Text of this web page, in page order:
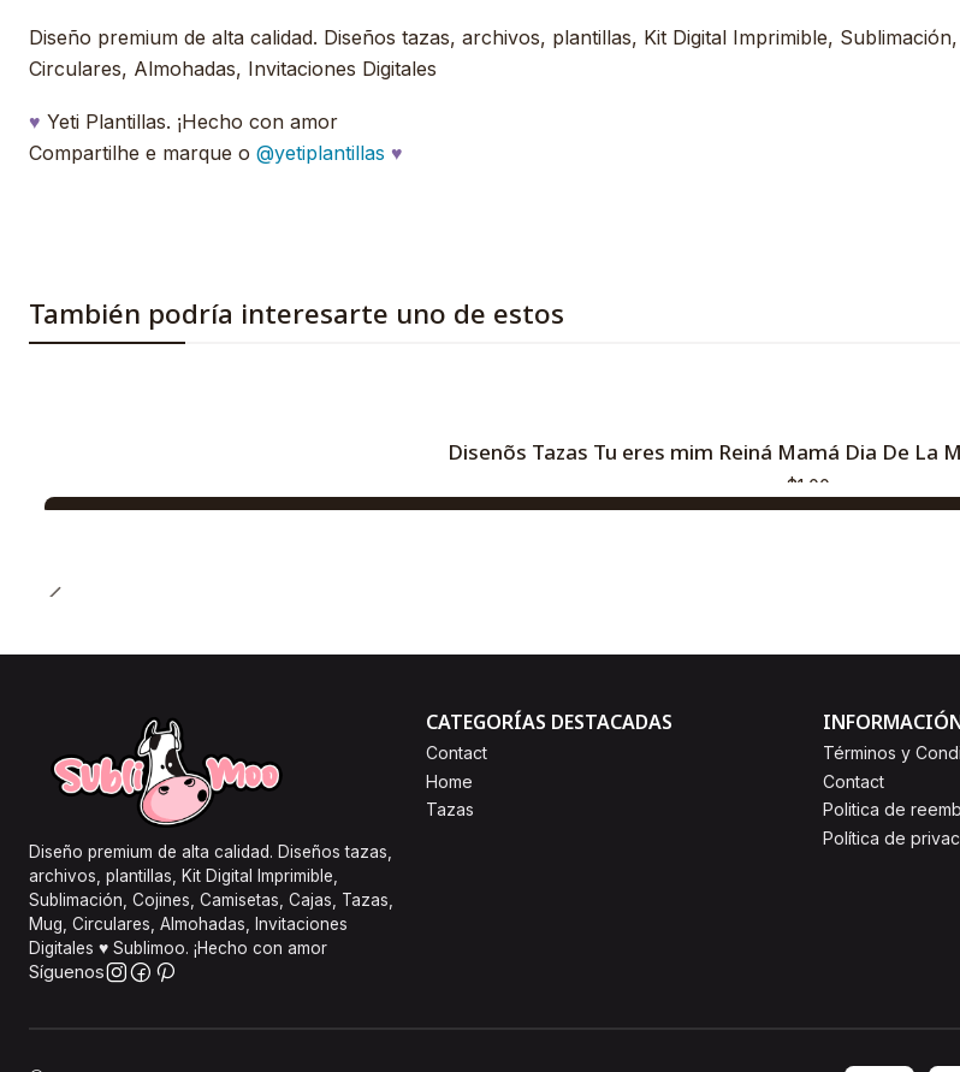
Diseño premium de alta calidad. Diseños tazas, archivos, plantillas, Kit Digital Imprimible,
Circulares, Almohadas, Invitaciones Digitales
♥ Yeti Plantillas. ¡Hecho con amor
Compartilhe e marque o @yetiplantillas ♥
También podría interesarte uno de estos
Disenõs Tazas Tu eres mim Reiná Mamá Dia De La
$1,00
Diseño premium de alta calidad. Diseños tazas,
archivos, plantillas, Kit Digital Imprimible,
Sublimación, Cojines, Camisetas, Cajas, Tazas,
Mug, Circulares, Almohadas, Invitaciones
Digitales ♥ Sublimoo. ¡Hecho con amor
Síguenos
CATEGORÍAS DESTACADAS
Contact
Home
Tazas
Términos y
Contact
Politica de
Política de